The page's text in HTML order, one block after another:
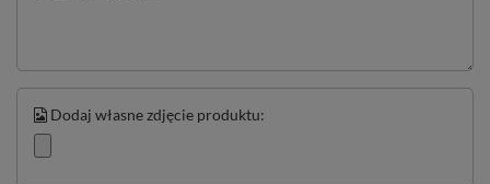
Dodaj własne zdjęcie produktu: